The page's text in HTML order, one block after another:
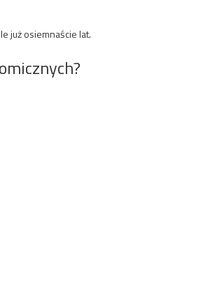
już osiemnaście lat.